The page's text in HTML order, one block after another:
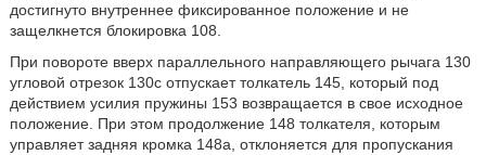
достигнуто внутреннее фиксированное положение и не
защелкнется блокировка 108.
При повороте вверх параллельного направляющего рычага 130
угловой отрезок 130c отпускает толкатель 145, который под
действием усилия пружины 153 возвращается в свое исходное
положение. При этом продолжение 148 толкателя, которым
управляет задняя кромка 148a, отклоняется для пропускания